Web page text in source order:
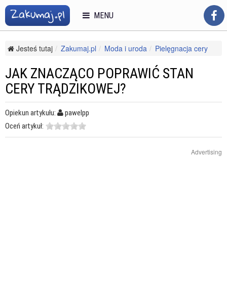
Jesteś tutaj Zakumaj.pl Moda i uroda
Pielęgnacja cery
JAK ZNACZĄCO POPRAWIĆ STAN
CERY TRĄDZIKOWEJ?
Opiekun artykułu:
pawelpp
Oceń artykuł:
Advertising
MENU